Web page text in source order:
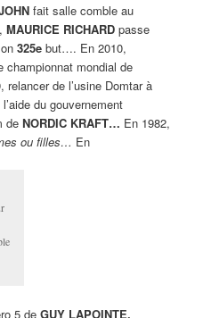
fait salle comble au
MAURICE RICHARD passe
325e but…. En 2010,
championnat mondial de
de l’usine Domtar à
du gouvernement
deNORDIC KRAFT… En 1982,
ou filles… En
5 deGUY LAPOINTE,